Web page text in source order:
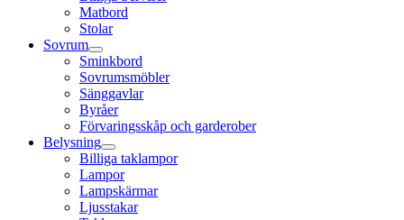
Matbord
Stolar
Sovrum
Sminkbord
Sovrumsmöbler
Sänggavlar
Byråer
Förvaringsskåp och garderober
Belysning
Billiga taklampor
Lampor
Lampskärmar
Ljusstakar